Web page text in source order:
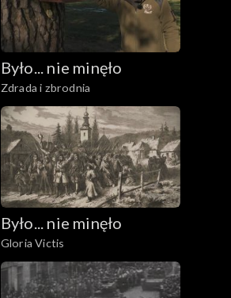
Było... nie minęło
Zdrada i zbrodnia
Było... nie minęło
Gloria Victis